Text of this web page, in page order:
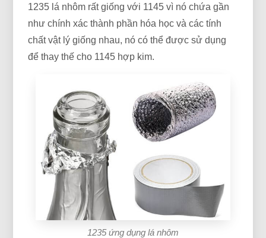
1235 lá nhôm rất giống với 1145 vì nó chứa gần
như chính xác thành phần hóa học và các tính
chất vật lý giống nhau, nó có thể được sử dụng
để thay thế cho 1145 hợp kim.
1235 ứng dụng lá nhôm